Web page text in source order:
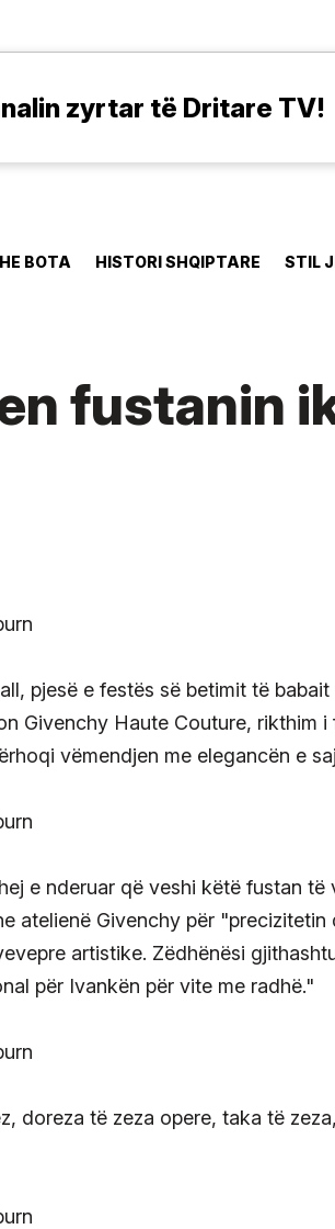
zyrtar të Dritare TV!
BOTA HISTORI SHQIPTARE STIL
fustanin
pjesë e festës së betimit të babait
Givenchy Haute Couture, rikthim i
vëmendjen me elegancën e
e nderuar që veshi këtë fustan të
atelienë Givenchy për "precizitetin
artistike. Zëdhënësi
për Ivankën për vite me radhë."
doreza të zeza opere, taka të